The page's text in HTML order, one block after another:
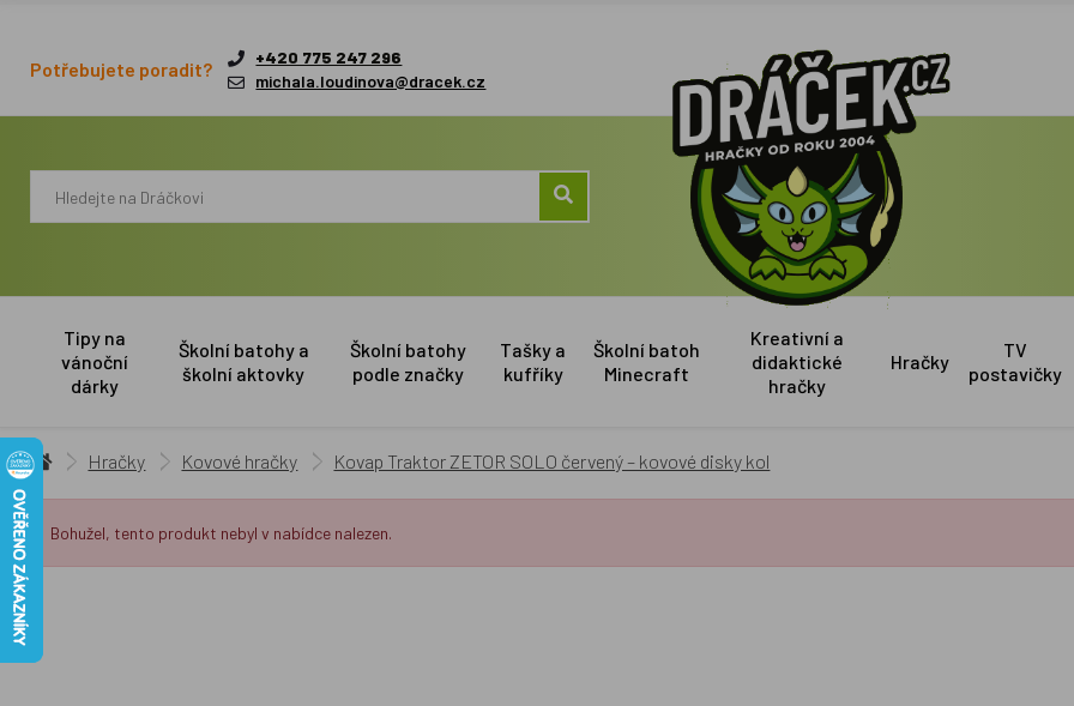
Potřebujete poradit?
+420 775 247 296
michala.loudinova@dracek.cz
Tipy na
vánoční
dárky
Školní batohy a
školní aktovky
Školní batohy
podle značky
Tašky a
kufříky
Školní batoh
Minecraft
Kreativní a
didaktické
hračky
Hračky
TV
postavičky
Hračky Kovové hračky Kovap Traktor ZETOR SOLO červený – kovové disky kol
Bohužel, tento produkt nebyl v nabídce nalezen.